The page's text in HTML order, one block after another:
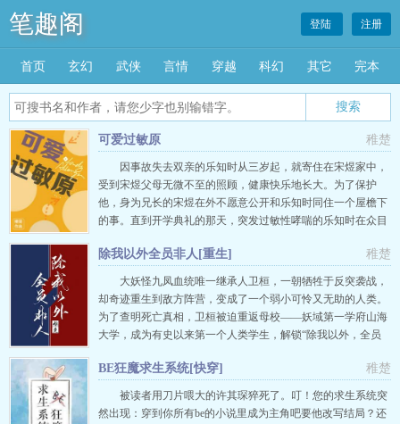
笔趣阁
搜索
登陆 注册
首页 玄幻 武侠 言情 穿越 科幻 其它 完本
稚楚
可爱过敏原
因事故失去双亲的乐知时从三岁起，就寄住在宋煜家中，
受到宋煜父母无微不至的照顾，健康快乐地长大。为了保护
他，身为兄长的宋煜在外不愿意公开和乐知时同住一个屋檐下
的事。直到开学典礼的那天，突发过敏性哮喘的乐知时在众目
关系。 …
稚楚
除我以外全员非人[重生]
大妖怪九凤血统唯一继承人卫桓，一朝牺牲于反突袭战，
却奇迹重生到敌方阵营，变成了一个弱小可怜又无助的人类。
为了查明死亡真相，卫桓被迫重返母校——妖域第一学府山海
大学，成为有史以来第一个人类学生，解锁“除我以外，全员
克星，毕竟当年身负九重分身技能的他，每一次都能被这只金
乌识破真身。 …
稚楚
BE狂魔求生系统[快穿]
被读者用刀片喂大的许其琛猝死了。叮！您的求生系统突
然出现：穿到你所有be的小说里成为主角吧要他改写结局？还